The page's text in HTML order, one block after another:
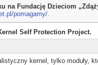
na Fundację Dzieciom
pomagamy/.
Self Protection Project.
kernel, tylko moduły,